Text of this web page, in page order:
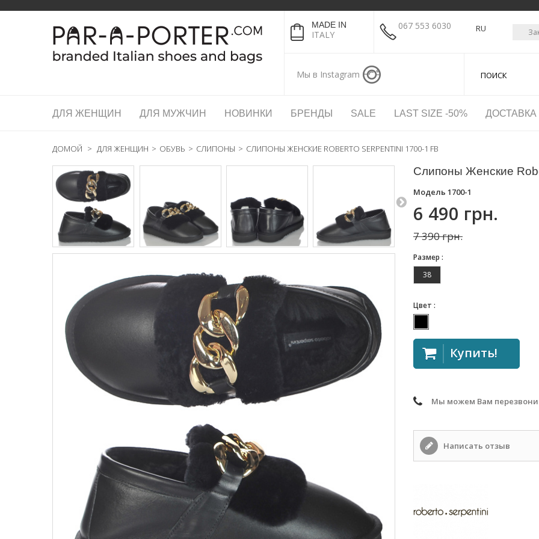
MADE IN
ITALY
067 553 6030
Мы в Instagram
RU
ДЛЯ ЖЕНЩИН ДЛЯ МУЖЧИН НОВИНКИ БРЕНДЫ SALE LAST SIZE -50%
ДОМОЙ > ДЛЯ ЖЕНЩИН > ОБУВЬ > СЛИПОНЫ > СЛИПОНЫ ЖЕНСКИЕ ROBERTO SERPENTINI 1700-1 FB
Слипоны Женские
Модель 1700-1
6 490 грн.
7 390 грн.
Размер :
38
Цвет :
Купить!
Мы можем Вам
Написать отзыв